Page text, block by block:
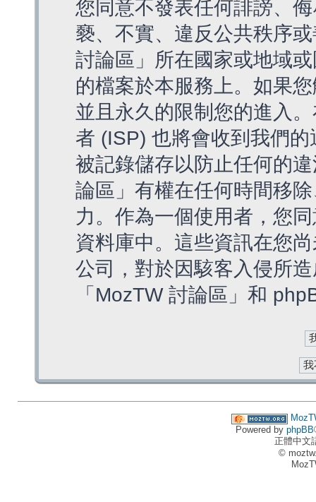
您同意不發表任何誹謗、
褻、不實、違反公共秩序
討論區」所在國家或地域
的檔案於本服務上。如果
並且永久的限制您的進入
者 (ISP) 也將會收到我們
被記錄儲存以防止任何的
論區」有權在任何時間移
力。作為一個使用者，您
資料庫中。這些資訊在您
公司，對於因駭客入侵所
「MozTW 討論區」和
Powered by phpBB
正體中文
©